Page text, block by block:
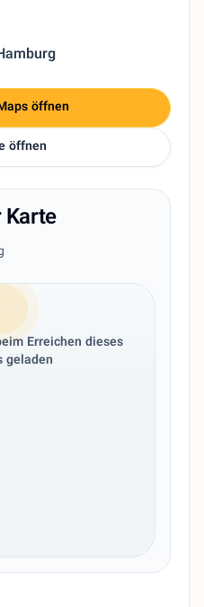
öffnen
öffnen
Erreichen dieses
geladen